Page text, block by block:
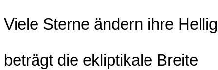
Viele Sterne ändern ihre
beträgt die ekliptikale Breite